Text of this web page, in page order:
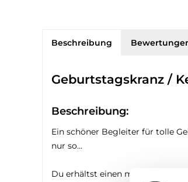
Beschreibung
Geburtstagskranz /
Beschreibung:
Ein schöner Begleiter für tolle
nur so...
Du erhältst einen mit Deinem